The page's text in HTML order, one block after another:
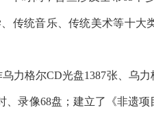
传统音乐、传统美术等十
格尔CD光盘1387张、乌力
录像68盘；建立了《非遗